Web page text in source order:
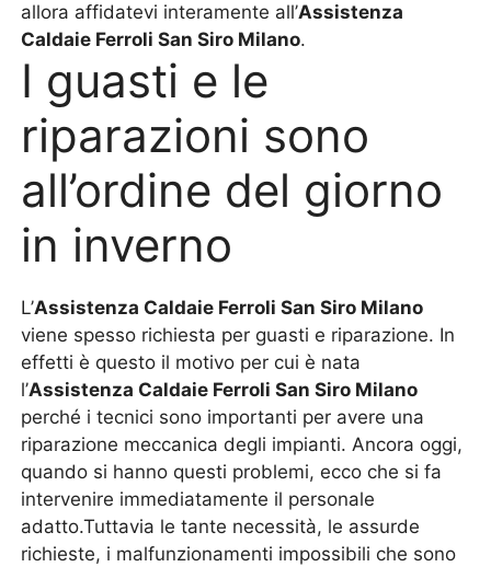
allora affidatevi interamente all’Assistenza
Caldaie Ferroli San Siro Milano.
I guasti e le
riparazioni sono
all’ordine del giorno
in inverno
L’Assistenza Caldaie Ferroli San Siro Milano
viene spesso richiesta per guasti e riparazione. In
effetti è questo il motivo per cui è nata
l’Assistenza Caldaie Ferroli San Siro Milano
perché i tecnici sono importanti per avere una
riparazione meccanica degli impianti. Ancora oggi,
quando si hanno questi problemi, ecco che si fa
intervenire immediatamente il personale
adatto.Tuttavia le tante necessità, le assurde
richieste, i malfunzionamenti impossibili che sono